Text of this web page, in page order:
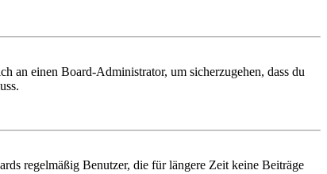
an einen Board-Administrator, um sicherzugehen, dass du
regelmäßig Benutzer, die für längere Zeit keine Beiträge